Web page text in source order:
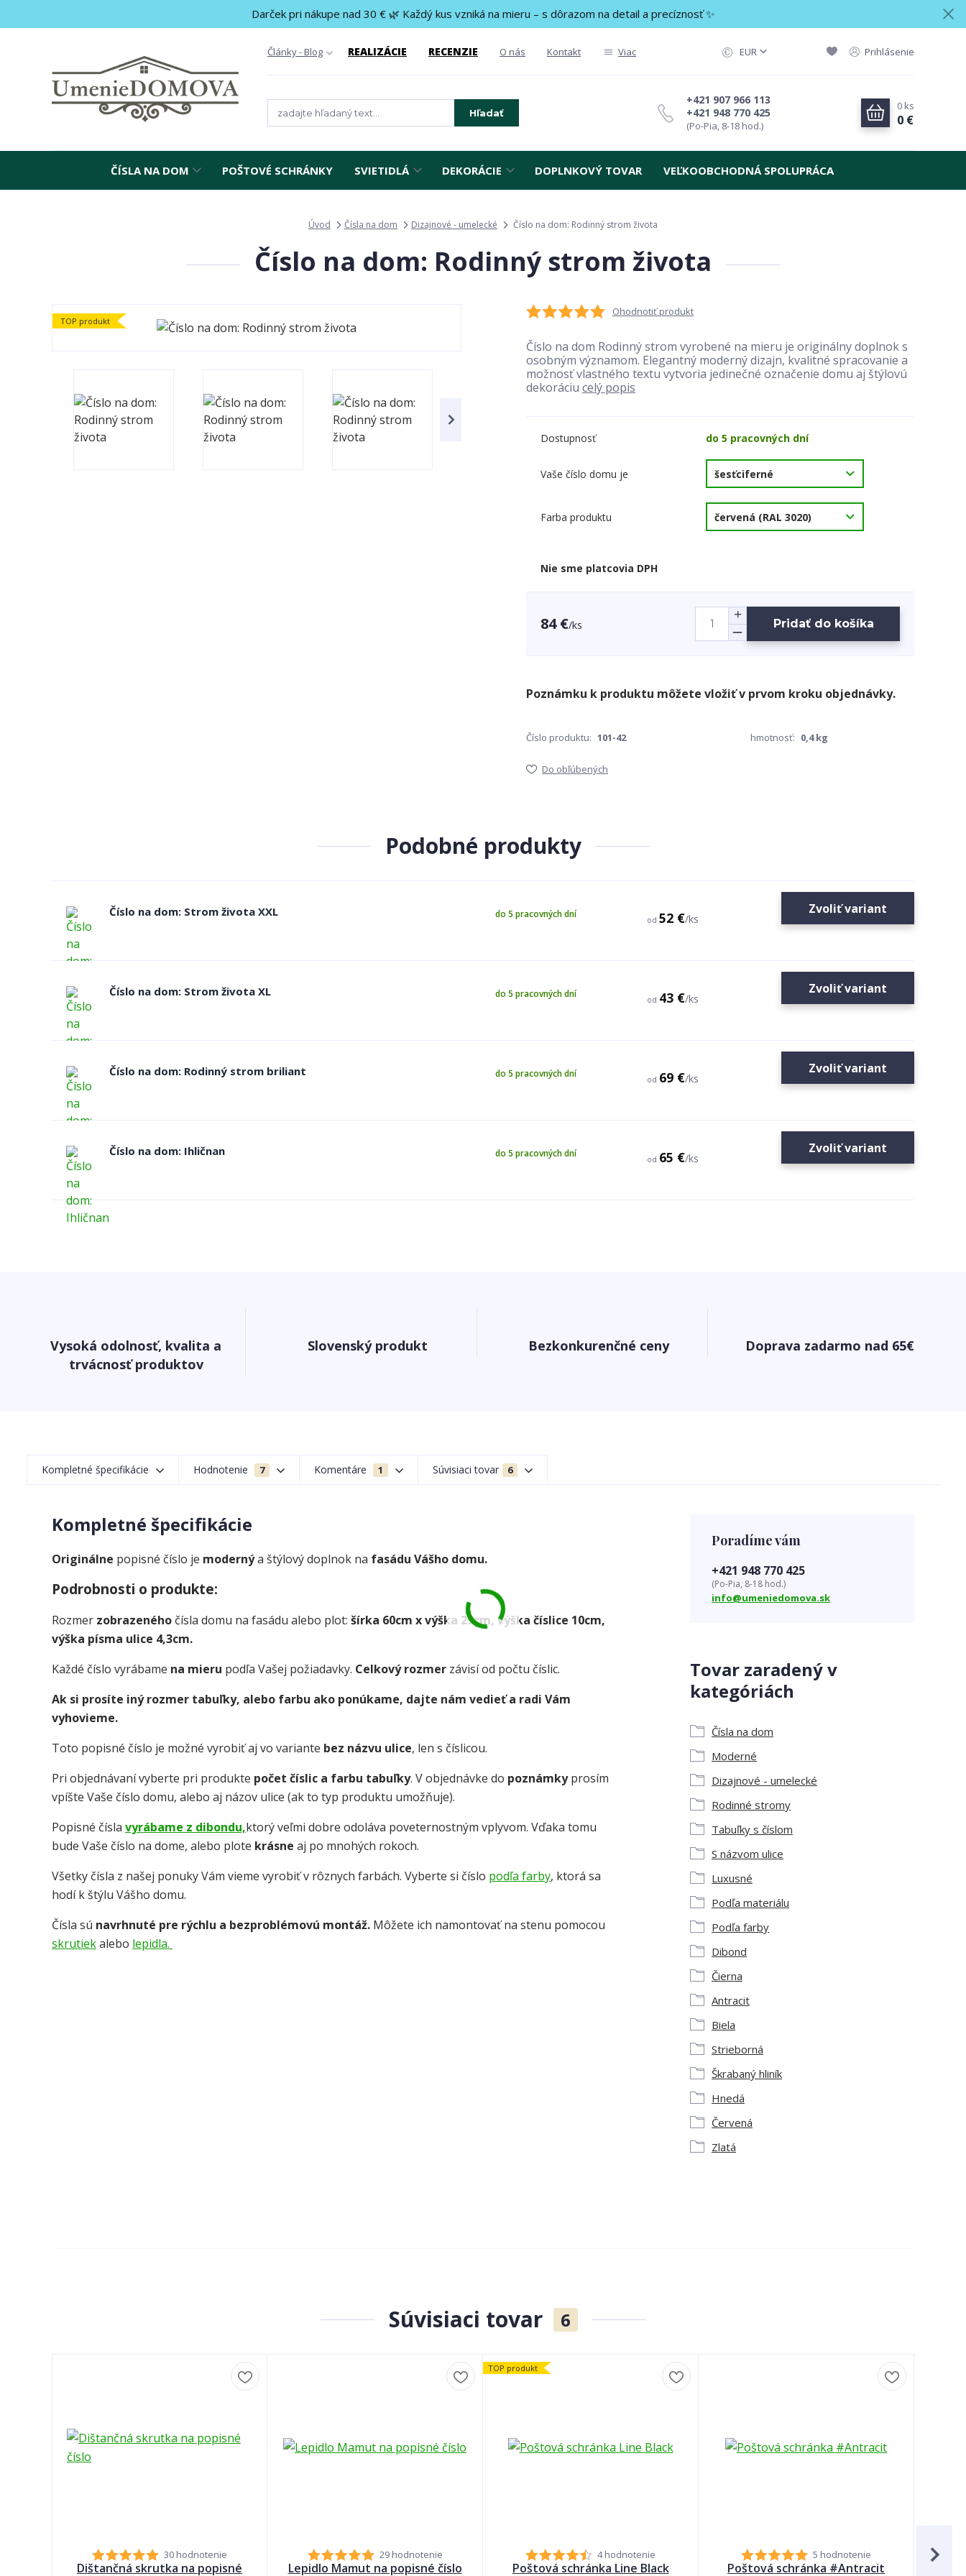
Darček pri nákupe nad 30 € 🌿 Každý kus vzniká na mieru – s dôrazom na detail a precíznosť ✨
Články - Blog REALIZÁCIE RECENZIE O nás Kontakt Viac EUR Prihlásenie
Hľadať +421 948 770 425
+421 907 966 113
(Po-Pia, 8-18 hod.)
0 ks
0 €
ČÍSLA NA DOM POŠTOVÉ SCHRÁNKY SVIETIDLÁ DEKORÁCIE DOPLNKOVÝ TOVAR VEĽKOOBCHODNÁ SPOLUPRÁCA
Úvod Čísla na dom Dizajnové - umelecké Číslo na dom: Rodinný strom života
Číslo na dom: Rodinný strom života
TOP produkt
Ohodnotiť produkt
Číslo na dom Rodinný strom vyrobené na mieru je originálny doplnok s
osobným významom. Elegantný moderný dizajn, kvalitné spracovanie a
možnosť vlastného textu vytvoria jedinečné označenie domu aj štýlovú
dekoráciu celý popis
Dostupnosť do 5 pracovných dní
Vaše číslo domu je
Farba produktu
Nie sme platcovia DPH
84 €/ks Pridať do košíka
Číslo produktu: 101-42 hmotnosť: 0,4 kg
Do obľúbených
Podobné produkty
Číslo na dom: Strom života XXL
od 52 €/ks
do 5 pracovných dní Zvoliť variant
Číslo na dom: Strom života XL
od 43 €/ks
do 5 pracovných dní Zvoliť variant
Číslo na dom: Rodinný strom briliant
od 69 €/ks
do 5 pracovných dní Zvoliť variant
Číslo na dom: Ihličnan
od 65 €/ks
do 5 pracovných dní Zvoliť variant
Vysoká odolnosť, kvalita a
trvácnosť produktov
Slovenský produkt Bezkonkurenčné ceny Doprava zadarmo nad 65€
Kompletné špecifikácie Hodnotenie 7 Komentáre 1 Súvisiaci tovar 6
Kompletné špecifikácie
Originálne popisné číslo je modernýa štýlový doplnok na fasádu Vášho domu.
Podrobnosti o produkte:
Rozmer zobrazeného čísla domu na fasádu alebo plot: šírka 60cm x výška 29cm, výška číslice 10cm,
výška písma ulice 4,3cm.
Každé číslo vyrábame na mieru podľa Vašej požiadavky. Celkový rozmer závisí od počtu číslic.
Ak si prosíte iný rozmer tabuľky, alebo farbu ako ponúkame, dajte nám vedieť a radi Vám
vyhovieme.
Toto popisné číslo je možné vyrobiť aj vo variante bez názvu ulice, len s číslicou.
Pri objednávaní vyberte pri produkte počet číslic a farbu tabuľky. V objednávke do poznámkyprosím
vpíšte Vaše číslo domu, alebo aj názov ulice (ak to typ produktu umožňuje).
Popisné čísla vyrábame z dibondu,ktorý veľmi dobre odoláva poveternostným vplyvom. Vďaka tomu
bude Vaše číslo na dome, alebo plote krásne aj po mnohých rokoch.
Všetky čísla z našej ponuky Vám vieme vyrobiť v rôznych farbách. Vyberte si číslo podľa farby, ktorá sa
hodí k štýlu Vášho domu.
Čísla sú navrhnuté pre rýchlu a bezproblémovú montáž. Môžete ich namontovať na stenu pomocou
skrutiekalebo lepidla.
Tovar zaradený v
kategóriách
Čísla na dom
Moderné
Dizajnové - umelecké
Rodinné stromy
Tabuľky s číslom
S názvom ulice
Luxusné
Podľa materiálu
Podľa farby
Dibond
Čierna
Antracit
Biela
Strieborná
Škrabaný hliník
Hnedá
Červená
Zlatá
Poradíme vám
+421 948 770 425
(Po-Pia, 8-18 hod.)
info@umeniedomova.sk
Súvisiaci tovar 6
30 hodnotenie
Dištančná skrutka na popisné
29 hodnotenie
Lepidlo Mamut na popisné číslo
TOP produkt
4 hodnotenie
Poštová schránka Line Black
5 hodnotenie
Poštová schránka #Antracit